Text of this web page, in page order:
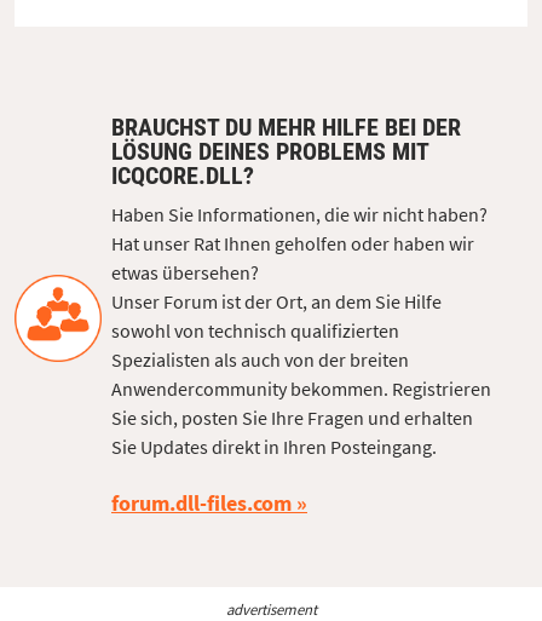
BRAUCHST DU MEHR HILFE BEI DER
LÖSUNG DEINES PROBLEMS MIT
ICQCORE.DLL?
Haben Sie Informationen, die wir nicht haben?
Hat unser Rat Ihnen geholfen oder haben wir
etwas übersehen?
Unser Forum ist der Ort, an dem Sie Hilfe
sowohl von technisch qualifizierten
Spezialisten als auch von der breiten
Anwendercommunity bekommen. Registrieren
Sie sich, posten Sie Ihre Fragen und erhalten
Sie Updates direkt in Ihren Posteingang.
forum.dll-files.com
advertisement